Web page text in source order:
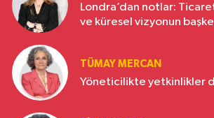
Londra’dan notlar:
ve küresel vizyonun
TÜMAY MERCAN
Yöneticilikte yetkinlikler